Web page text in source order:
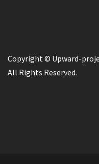
Copyright © Upward-
All Rights Reserved.